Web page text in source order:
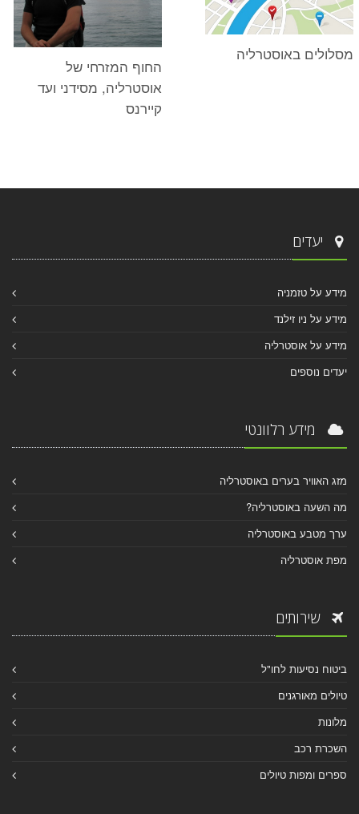
מסלולים באוסטרליה
החוף המזרחי של
אוסטרליה, מסידני ועד
קיירנס
יעדים
מידע על טזמניה
מידע על ניו זילנד
מידע על אוסטרליה
יעדים נוספים
מידע רלוונטי
מזג האוויר בערים באוסטרליה
מה השעה באוסטרליה?
ערך מטבע באוסטרליה
מפת אוסטרליה
שירותים
ביטוח נסיעות לחו"ל
טיולים מאורגנים
מלונות
השכרת רכב
ספרים ומפות טיולים